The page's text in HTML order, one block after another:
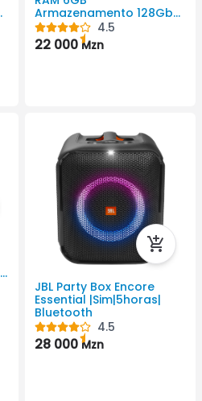
Armazenamento 128Gb
5000mAh Android Cor
Preto 1080x2340 Pixel
4.5
22 000Mzn
JBL Party Box Encore
Essential |Sim|5horas|
Bluetooth
4.5
28 000Mzn